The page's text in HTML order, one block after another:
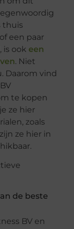
thuis
een paar
is ook een
. Niet
Daarom vind
te kopen
ze hier
zoals
ze hier in
de beste
BV en